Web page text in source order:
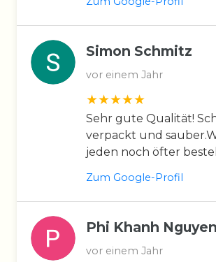
Simon Schmitz
vor einem Jahr
Sehr gute Qualität!
verpackt und
jeden noch öfter
Zum Google-Profil
Phi Khanh Nguyen
vor einem Jahr